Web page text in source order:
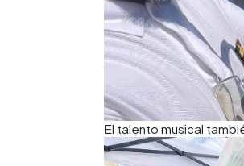
El talento musical